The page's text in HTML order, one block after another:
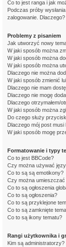
Co to jest ranga i jak
Podczas próby
zalogowanie. Dlaczego?
Problemy z pisaniem
Jak utworzyć nowy
W jaki sposób można
W jaki sposób można
W jaki sposób można
Dlaczego nie można
W jaki sposób zmienić
Dlaczego nie mam
Dlaczego nie mogę
Dlaczego otrzymałem/
W jaki sposób można
Do czego służy
Dlaczego mój post
W jaki sposób mogę
Formatowanie i typy
Co to jest BBCode?
Czy można używać
Co to są są emotikony?
Czy można
Co to są ogłoszenia
Co to są ogłoszenia?
Co to są przyklejone
Co to są zamknięte
Co to są ikony tematu?
Rangi użytkownika i
Kim są administratorzy?